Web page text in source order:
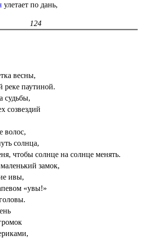
улетает по дань,
124
весны,
реке паутиной.
судьбы,
созвездий
волос,
солнца,
чтобы солнце на солнце менять.
замок,
ивы,
«увы!»